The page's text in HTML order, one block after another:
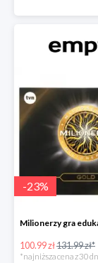
-23%
100.99 zł131.99 zł*